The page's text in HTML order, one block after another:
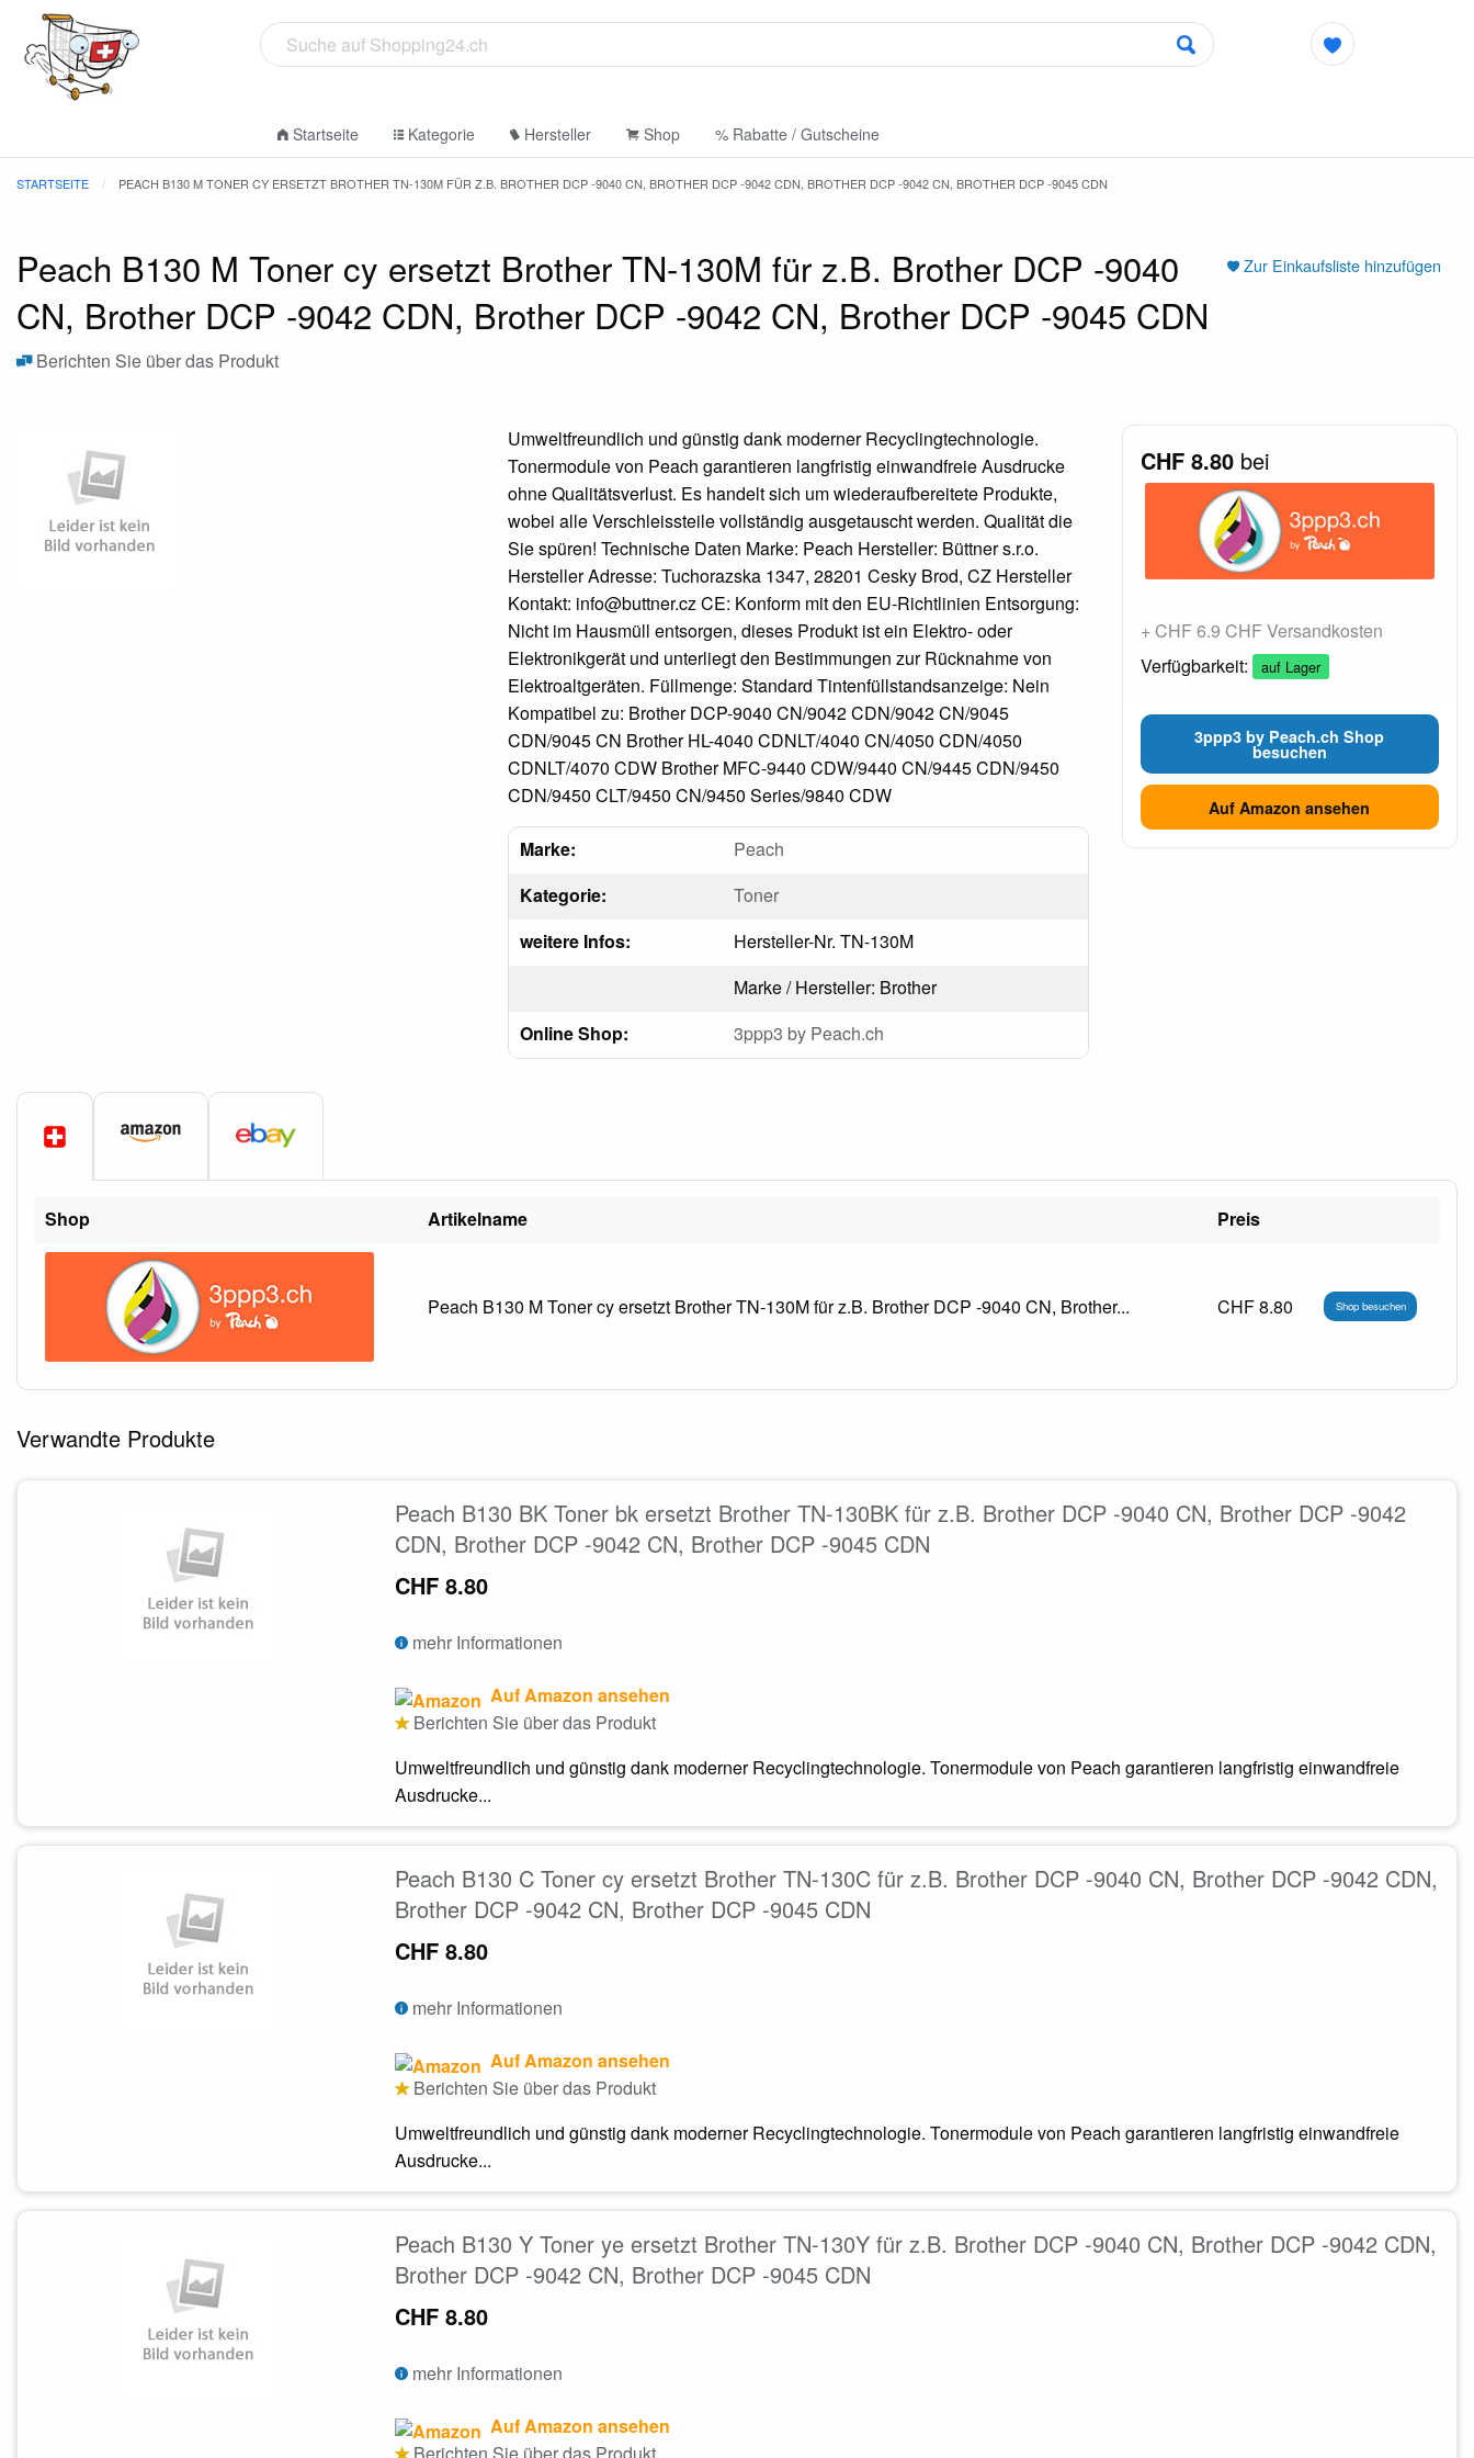
Startseite Kategorie Hersteller Shop % Rabatte / Gutscheine
STARTSEITE PEACH B130 M TONER CY ERSETZT BROTHER TN-130M FÜR Z.B. BROTHER DCP -9040 CN, BROTHER DCP -9042 CDN, BROTHER DCP -9042 CN, BROTHER DCP -9045 CDN
Zur Einkaufsliste hinzufügen
Peach B130 M Toner cy ersetzt Brother TN-130M für z.B. Brother DCP -9040
CN, Brother DCP -9042 CDN, Brother DCP -9042 CN, Brother DCP -9045 CDN
Berichten Sie über das Produkt
Umweltfreundlich und günstig dank moderner Recyclingtechnologie.
Tonermodule von Peach garantieren langfristig einwandfreie Ausdrucke
ohne Qualitätsverlust. Es handelt sich um wiederaufbereitete Produkte,
wobei alle Verschleissteile vollständig ausgetauscht werden. Qualität die
Sie spüren! Technische Daten Marke: Peach Hersteller: Büttner s.r.o.
Hersteller Adresse: Tuchorazska 1347, 28201 Cesky Brod, CZ Hersteller
Kontakt: info@buttner.cz CE: Konform mit den EU-Richtlinien Entsorgung:
Nicht im Hausmüll entsorgen, dieses Produkt ist ein Elektro- oder
Elektronikgerät und unterliegt den Bestimmungen zur Rücknahme von
Elektroaltgeräten. Füllmenge: Standard Tintenfüllstandsanzeige: Nein
Kompatibel zu: Brother DCP-9040 CN/9042 CDN/9042 CN/9045
CDN/9045 CN Brother HL-4040 CDNLT/4040 CN/4050 CDN/4050
CDNLT/4070 CDW Brother MFC-9440 CDW/9440 CN/9445 CDN/9450
CDN/9450 CLT/9450 CN/9450 Series/9840 CDW
Marke:
Peach
Kategorie:
Toner
weitere Infos:
Hersteller-Nr. TN-130M
Marke / Hersteller: Brother
Online Shop:
3ppp3 by Peach.ch
CHF 8.80bei
+ CHF 6.9 CHF Versandkosten
Verfügbarkeit:
auf Lager
3ppp3 by Peach.ch Shop
besuchen
Auf Amazon ansehen
Shop Artikelname Preis
Peach B130 M Toner cy ersetzt Brother TN-130M für z.B. Brother DCP -9040 CN, Brother... CHF 8.80 Shop besuchen
Verwandte Produkte
Peach B130 BK Toner bk ersetzt Brother TN-130BK für z.B. Brother DCP -9040 CN, Brother DCP -9042
CDN, Brother DCP -9042 CN, Brother DCP -9045 CDN
CHF 8.80
mehr Informationen
Auf Amazon ansehen
Berichten Sie über das Produkt
Umweltfreundlich und günstig dank moderner Recyclingtechnologie. Tonermodule von Peach garantieren langfristig einwandfreie
Ausdrucke...
Peach B130 C Toner cy ersetzt Brother TN-130C für z.B. Brother DCP -9040 CN, Brother DCP -9042 CDN,
Brother DCP -9042 CN, Brother DCP -9045 CDN
CHF 8.80
mehr Informationen
Auf Amazon ansehen
Berichten Sie über das Produkt
Umweltfreundlich und günstig dank moderner Recyclingtechnologie. Tonermodule von Peach garantieren langfristig einwandfreie
Ausdrucke...
Peach B130 Y Toner ye ersetzt Brother TN-130Y für z.B. Brother DCP -9040 CN, Brother DCP -9042 CDN,
Brother DCP -9042 CN, Brother DCP -9045 CDN
CHF 8.80
mehr Informationen
Auf Amazon ansehen
Berichten Sie über das Produkt